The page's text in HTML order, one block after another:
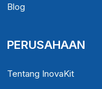
Blog
PERUSAHAAN
Tentang InovaKit